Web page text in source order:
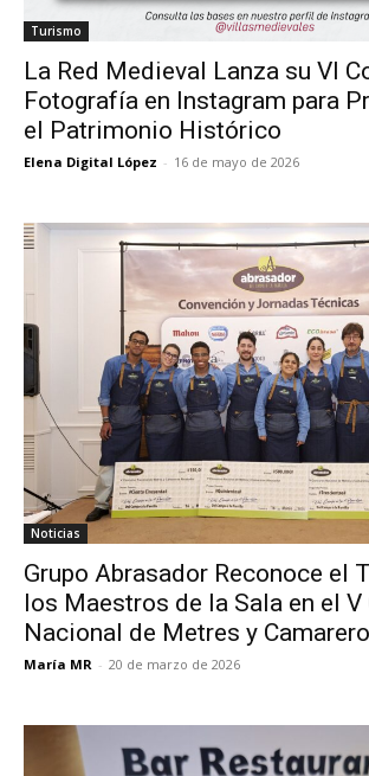
Turismo
La Red Medieval Lanza su VI
Fotografía en Instagram para
el Patrimonio Histórico
Elena Digital López - 16 de mayo de 2026
Noticias
Grupo Abrasador Reconoce el
los Maestros de la Sala en el V
Nacional de Metres y
María MR - 20 de marzo de 2026